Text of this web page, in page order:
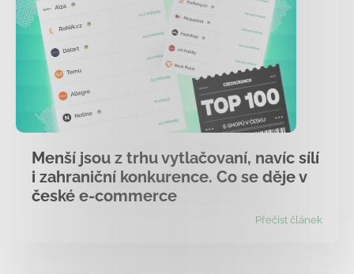
Menší jsou z trhu vytlačovaní, navíc sílí
i zahraniční konkurence. Co se děje v
české e-commerce
Přečíst článek